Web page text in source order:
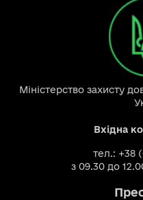
Міністерство захисту
Вхідна
тел.: +38
з 09.30 до